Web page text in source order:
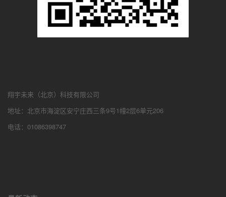
翔宇未来（北京）科技有限公司
地址：北京市海淀区安宁庄西三条9号1幢2层6单元206
电话：01086398747